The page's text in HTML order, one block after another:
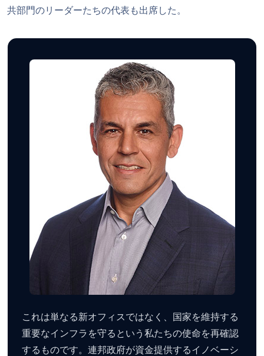
共部門のリーダーたちの代表も出席した。
これは単なる新オフィスではなく、国家を維持する
重要なインフラを守るという私たちの使命を再確認
するものです。連邦政府が資金提供するイノベーシ